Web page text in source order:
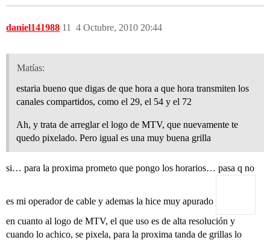
daniel141988 4 Octubre, 2010 20:44
11
Matías:
estaria bueno que digas de que hora a que hora transmiten los
canales compartidos, como el 29, el 54 y el 72
Ah, y trata de arreglar el logo de MTV, que nuevamente te
quedo pixelado. Pero igual es una muy buena grilla
si… para la proxima prometo que pongo los horarios… pasa q no
es mi operador de cable y ademas la hice muy apurado
en cuanto al logo de MTV, el que uso es de alta resolución y
cuando lo achico, se pixela, para la proxima tanda de grillas lo